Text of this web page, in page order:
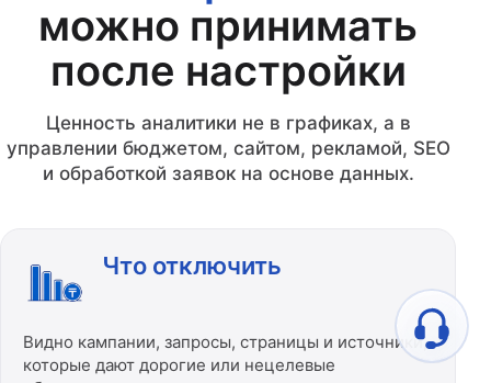
можно принимать
после настройки
Ценность аналитики не в графиках, а в
управлении бюджетом, сайтом, рекламой, SEO
и обработкой заявок на основе данных.
Что отключить
Видно кампании, запросы, страницы и источники,
которые дают дорогие или нецелевые